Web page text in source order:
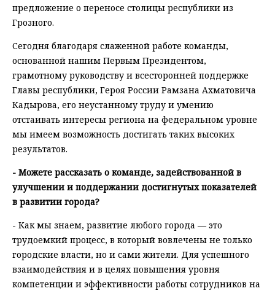
предложение о переносе столицы республики из
Грозного.
Сегодня благодаря слаженной работе команды,
основанной нашим Первым Президентом,
грамотному руководству и всесторонней поддержке
Главы республики, Героя России Рамзана Ахматовича
Кадырова, его неустанному труду и умению
отстаивать интересы региона на федеральном уровне
мы имеем возможность достигать таких высоких
результатов.
- Можете рассказать о команде, задействованной в
улучшении и поддержании достигнутых показателей
в развитии города?
- Как мы знаем, развитие любого города — это
трудоемкий процесс, в который вовлечены не только
городские власти, но и сами жители. Для успешного
взаимодействия и в целях повышения уровня
компетенции и эффективности работы сотрудников на